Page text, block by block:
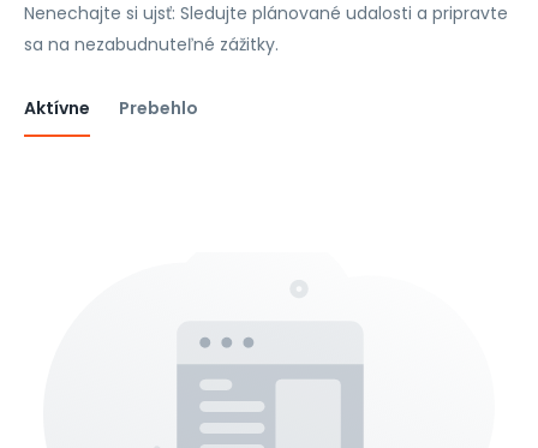
Nenechajte si ujsť: Sledujte plánované udalosti a pripravte
sa na nezabudnuteľné zážitky.
Aktívne Prebehlo